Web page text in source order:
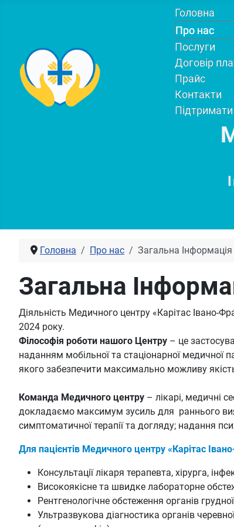
Головна
Про нас
Послуги
Договір
Прайс
Контакти
Підтримати
Головна Про нас Загальна Інформація
Загальна
Діяльність Медичного центру «Карітас Івано-
2024 року.
Філософія роботи нашого Центру – це
наданням мобільної та стаціонарної
якого забезпечити максимально можливу
Команда Медичного центру – лікарі, медичні
докладаємо максимум зусиль для раннього
симптоматичної терапії та догляду; надання
Для пацієнтів Медичного центру «Карітас
Консультації лікаря терапевта, хірурга,
Високоякісне та швидке лабораторне
Рентгенологічне обстеження органів
Ультразвукова діагностика органів